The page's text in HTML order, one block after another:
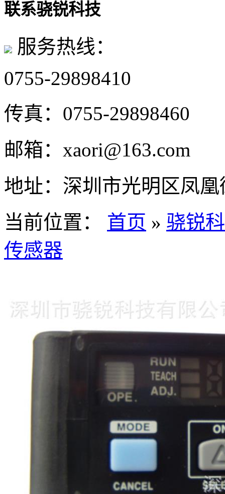
联系骁锐科技
服务热线：
0755-29898410
传真： 0755-29898460
邮箱： xaori@163.com
地址： 深圳市光明区凤
当前位置：
首页 » 骁锐
传感器